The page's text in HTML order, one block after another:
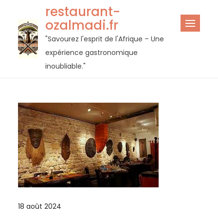
contenu
restaurant-
ozalmadi.fr
"Savourez l'esprit de l'Afrique – Une
expérience gastronomique
inoubliable."
18 août 2024